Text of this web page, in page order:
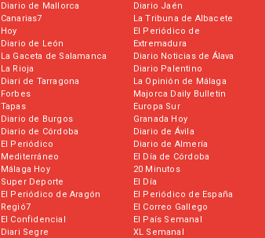
Diario de Mallorca
Canarias7
Hoy
Diario de León
La Gaceta de Salamanca
La Rioja
Diari de Tarragona
Forbes
Tapas
Diario de Burgos
Diario de Córdoba
El Periódico
Mediterráneo
Málaga Hoy
Super Deporte
El Periódico de Aragón
Regió7
El Confidencial
Diari Segre
Diario Jaén
La Tribuna de Albacete
El Periódico de
Extremadura
Diario Noticias de Álava
Diario Palentino
La Opinión de Málaga
Majorca Daily Bulletin
Europa Sur
Granada Hoy
Diario de Ávila
Diario de Almería
El Día de Córdoba
20 Minutos
El Día
El Periódico de España
El Correo Gallego
El País Semanal
XL Semanal